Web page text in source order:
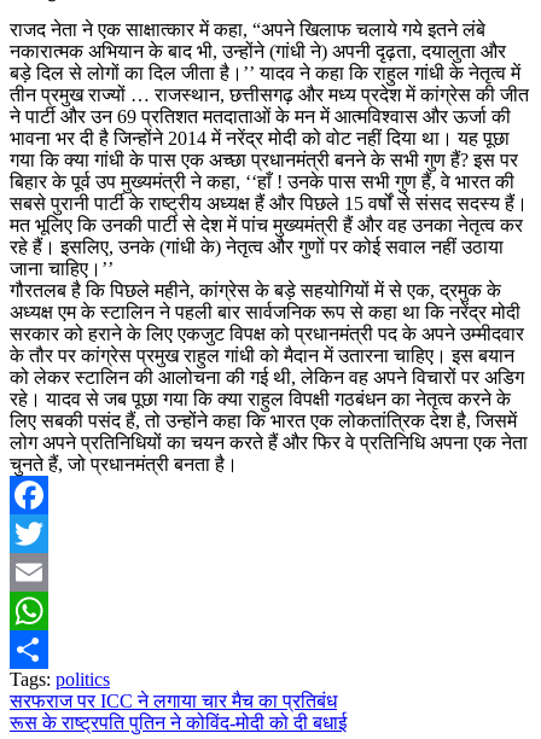
राजद नेता ने एक साक्षात्कार में कहा, “अपने खिलाफ चलाये गये इतने लंबे
नकारात्मक अभियान के बाद भी, उन्होंने (गांधी ने) अपनी दृढ़ता, दयालुता और
बड़े दिल से लोगों का दिल जीता है।’’ यादव ने कहा कि राहुल गांधी के नेतृत्व में
तीन प्रमुख राज्यों … राजस्थान, छत्तीसगढ़ और मध्य प्रदेश में कांग्रेस की जीत
ने पार्टी और उन 69 प्रतिशत मतदाताओं के मन में आत्मविश्वास और ऊर्जा की
भावना भर दी है जिन्होंने 2014 में नरेंद्र मोदी को वोट नहीं दिया था। यह पूछा
गया कि क्या गांधी के पास एक अच्छा प्रधानमंत्री बनने के सभी गुण हैं? इस पर
बिहार के पूर्व उप मुख्यमंत्री ने कहा, ‘‘हाँ ! उनके पास सभी गुण हैं, वे भारत की
सबसे पुरानी पार्टी के राष्ट्रीय अध्यक्ष हैं और पिछले 15 वर्षों से संसद सदस्य हैं।
मत भूलिए कि उनकी पार्टी से देश में पांच मुख्यमंत्री हैं और वह उनका नेतृत्व कर
रहे हैं। इसलिए, उनके (गांधी के) नेतृत्व और गुणों पर कोई सवाल नहीं उठाया
जाना चाहिए।’’
गौरतलब है कि पिछले महीने, कांग्रेस के बड़े सहयोगियों में से एक, द्रमुक के
अध्यक्ष एम के स्टालिन ने पहली बार सार्वजनिक रूप से कहा था कि नरेंद्र मोदी
सरकार को हराने के लिए एकजुट विपक्ष को प्रधानमंत्री पद के अपने उम्मीदवार
के तौर पर कांग्रेस प्रमुख राहुल गांधी को मैदान में उतारना चाहिए। इस बयान
को लेकर स्टालिन की आलोचना की गई थी, लेकिन वह अपने विचारों पर अडिग
रहे। यादव से जब पूछा गया कि क्या राहुल विपक्षी गठबंधन का नेतृत्व करने के
लिए सबकी पसंद हैं, तो उन्होंने कहा कि भारत एक लोकतांत्रिक देश है, जिसमें
लोग अपने प्रतिनिधियों का चयन करते हैं और फिर वे प्रतिनिधि अपना एक नेता
चुनते हैं, जो प्रधानमंत्री बनता है।
Facebook
Twitter
Email
WhatsApp
Share
Tags: politics
Post
सरफराज पर ICC ने लगाया चार मैच का प्रतिबंध
रूस के राष्ट्रपति पुतिन ने कोविंद-मोदी को दी बधाई